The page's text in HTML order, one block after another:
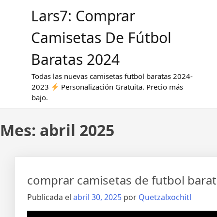
Lars7: Comprar
Camisetas De Fútbol
Baratas 2024
Todas las nuevas camisetas futbol baratas 2024-
2023
Personalización Gratuita. Precio más
bajo.
Mes: abril 2025
comprar camisetas de futbol
Publicada el abril 30, 2025 por Quetzalxochitl